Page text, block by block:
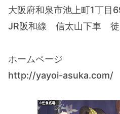
大阪府和泉市池上町1丁目
JR阪和線 信太山下車 徒
ホームページ
http://yayoi-asuka.com/